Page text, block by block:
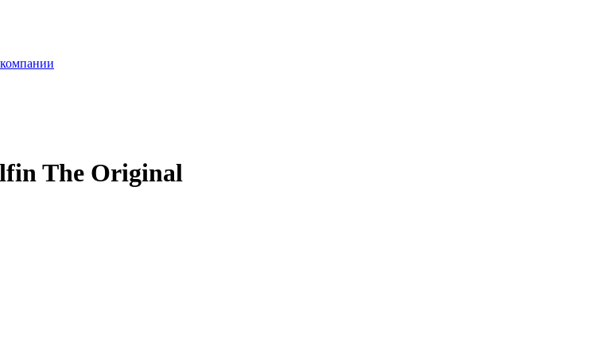
The Original